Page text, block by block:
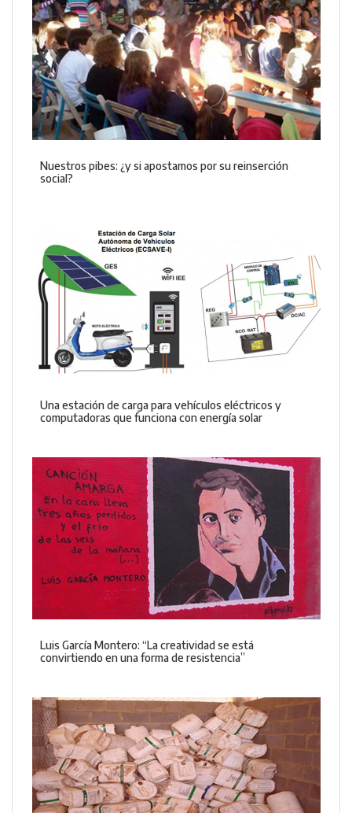
Nuestros pibes: ¿y si apostamos por su reinserción
social?
Una estación de carga para vehículos eléctricos y
computadoras que funciona con energía solar
Luis García Montero: “La creatividad se está
convirtiendo en una forma de resistencia”